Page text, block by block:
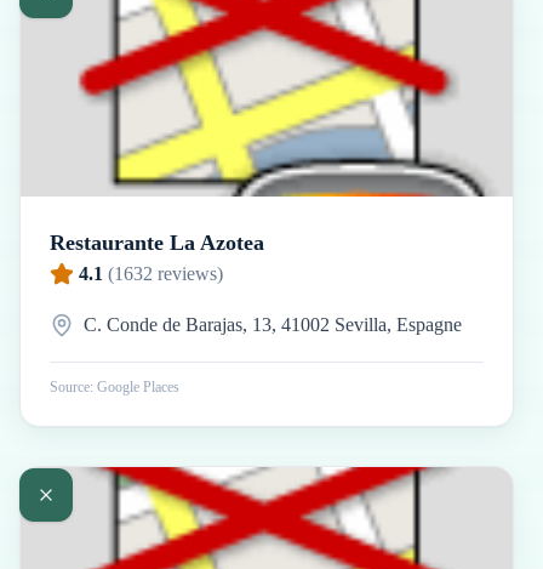
Restaurante La Azotea
4.1 (1632 reviews)
C. Conde de Barajas, 13, 41002 Sevilla, Espagne
Source: Google Places